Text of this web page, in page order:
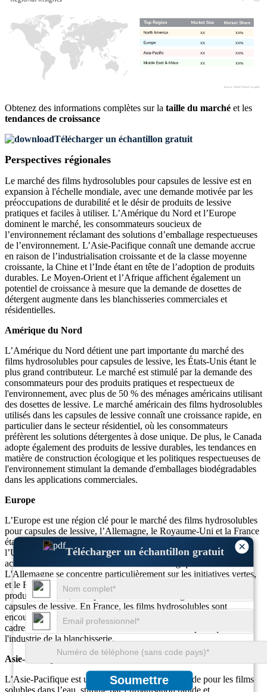
×
Télécharger un échantillon gratuit
Soumettre
XX%
XX
XX%
XX
XX%
XX
XX%
XX
Obtenez des informations complètes sur la taille du marché et les
tendances de croissance
Télécharger un échantillon gratuit
Perspectives régionales
Le marché des films hydrosolubles pour capsules de lessive est en
expansion à l'échelle mondiale, avec une demande motivée par les
préoccupations de durabilité et le désir de produits de lessive
pratiques et faciles à utiliser. L’Amérique du Nord et l’Europe
dominent le marché, les consommateurs soucieux de
l’environnement réclamant des solutions d’emballage respectueuses
de l’environnement. L’Asie-Pacifique connaît une demande accrue
en raison de l’industrialisation croissante et de la classe moyenne
croissante, la Chine et l’Inde étant en tête de l’adoption de produits
durables. Le Moyen-Orient et l’Afrique affichent également un
potentiel de croissance à mesure que la demande de dosettes de
détergent augmente dans les blanchisseries commerciales et
résidentielles.
Amérique du Nord
L’Amérique du Nord détient une part importante du marché des
films hydrosolubles pour capsules de lessive, les États-Unis étant le
plus grand contributeur. Le marché est stimulé par la demande des
consommateurs pour des produits pratiques et respectueux de
l'environnement, avec plus de 50 % des ménages américains utilisant
des dosettes de lessive. Le marché américain des films hydrosolubles
utilisés dans les capsules de lessive connaît une croissance rapide, en
particulier dans le secteur résidentiel, où les consommateurs
préfèrent les solutions détergentes à dose unique. De plus, le Canada
adopte également des produits de lessive durables, les tendances en
matière de construction écologique et les politiques respectueuses de
l'environnement stimulant la demande d'emballages biodégradables
dans les applications commerciales.
Europe
L’Europe est une région clé pour le marché des films hydrosolubles
pour capsules de lessive, l’Allemagne, le Royaume-Uni et la France
étant les principaux moteurs de croissance. Les réglementations de
l’Union européenne sur les emballages durables ont contribué à
accroître la demande de films de lessive écologiques et solubles.
L'Allemagne se concentre particulièrement sur les initiatives vertes,
et le Royaume-Uni a constaté une augmentation de l'adoption de
produits durables, avec plus de 40 % des ménages utilisant des
capsules de lessive. En France, les films hydrosolubles sont
encouragés pour les services de blanchisserie commerciale dans le
cadre de la transition vers la réduction des déchets plastiques dans
l'industrie de la blanchisserie.
Asie-Pacifique
L’Asie-Pacifique est un marché en croissance rapide pour les films
solubles dans l’eau, stimulé par l’urbanisation rapide et